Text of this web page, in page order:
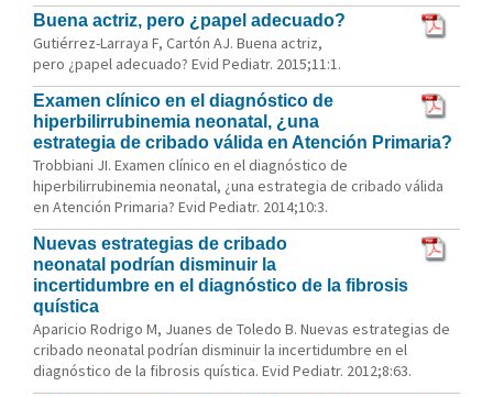
Buena actriz, pero ¿papel adecuado?
Gutiérrez-Larraya F, Cartón AJ. Buena actriz,
pero ¿papel adecuado? Evid Pediatr. 2015;11:1.
Examen clínico en el diagnóstico de
hiperbilirrubinemia neonatal, ¿una
estrategia de cribado válida en Atención Primaria?
Trobbiani JI. Examen clínico en el diagnóstico de
hiperbilirrubinemia neonatal, ¿una estrategia de cribado válida
en Atención Primaria? Evid Pediatr. 2014;10:3.
Nuevas estrategias de cribado
neonatal podrían disminuir la
incertidumbre en el diagnóstico de la fibrosis
quística
Aparicio Rodrigo M, Juanes de Toledo B. Nuevas estrategias de
cribado neonatal podrían disminuir la incertidumbre en el
diagnóstico de la fibrosis quística. Evid Pediatr. 2012;8:63.